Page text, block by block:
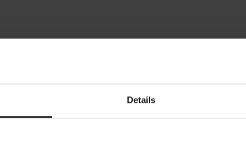
Details